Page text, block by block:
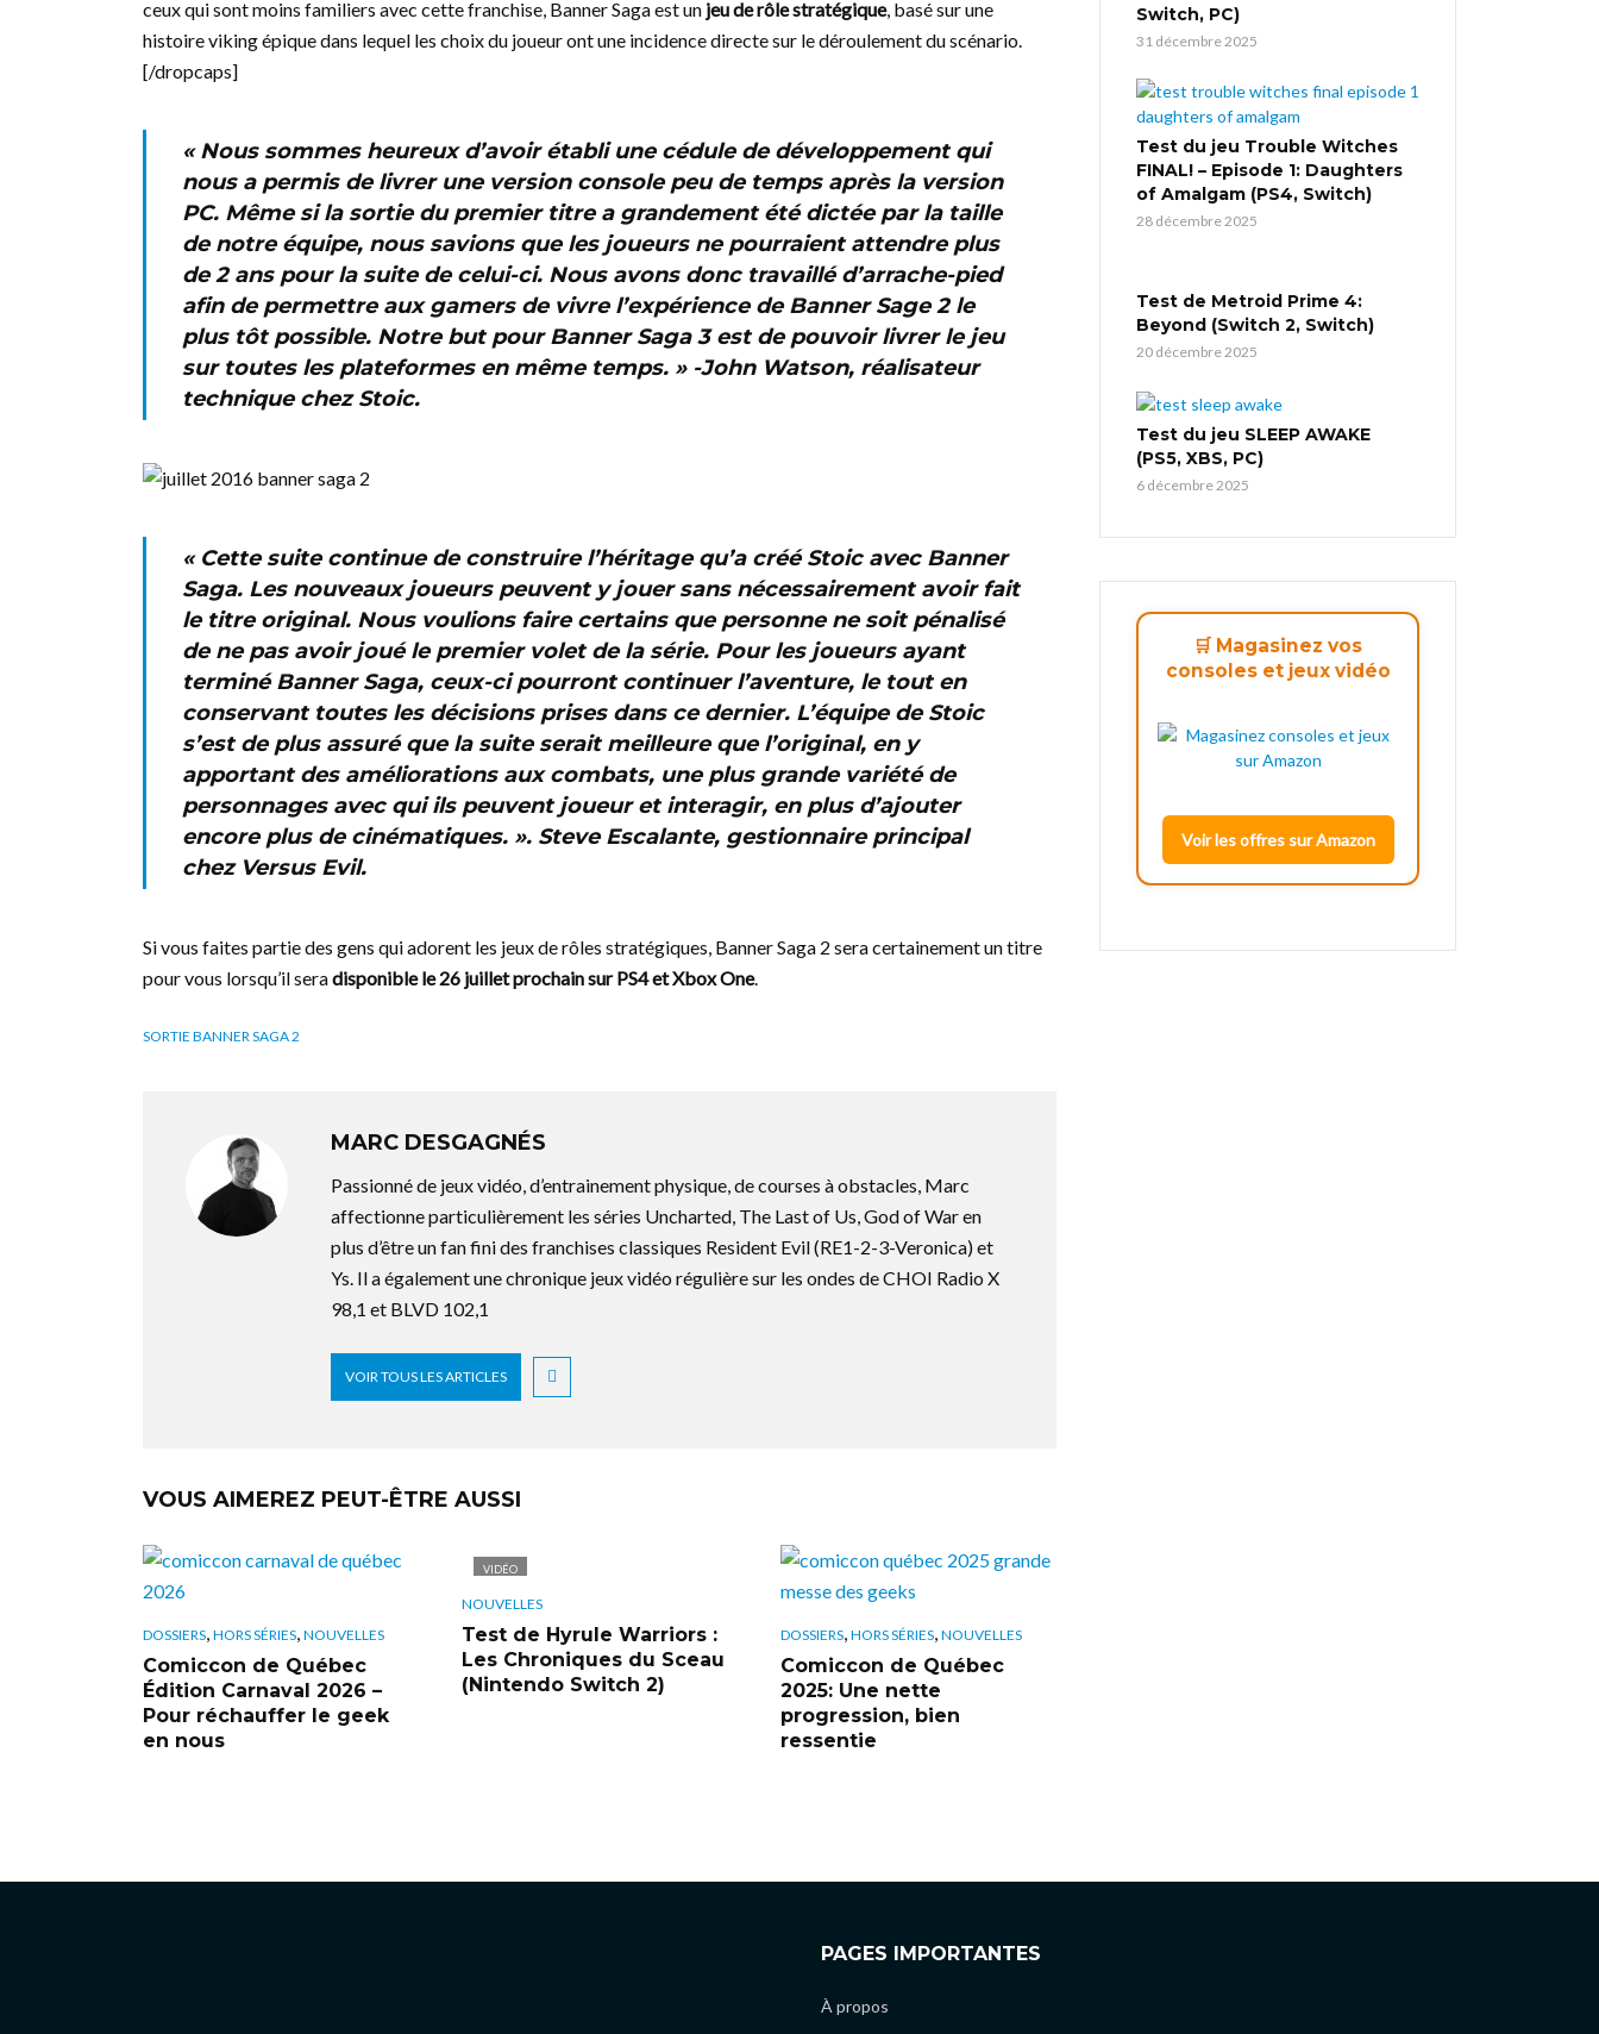
ceux qui sont moins familiers avec cette franchise, Banner Saga est un jeu de rôle stratégique, basé sur une
histoire viking épique dans lequel les choix du joueur ont une incidence directe sur le déroulement du scénario.
[/dropcaps]
« Nous sommes heureux d’avoir établi une cédule de développement qui
nous a permis de livrer une version console peu de temps après la version
PC. Même si la sortie du premier titre a grandement été dictée par la taille
de notre équipe, nous savions que les joueurs ne pourraient attendre plus
de 2 ans pour la suite de celui-ci. Nous avons donc travaillé d’arrache-pied
afin de permettre aux gamers de vivre l’expérience de Banner Sage 2 le
plus tôt possible. Notre but pour Banner Saga 3 est de pouvoir livrer le jeu
sur toutes les plateformes en même temps. » -John Watson, réalisateur
technique chez Stoic.
« Cette suite continue de construire l’héritage qu’a créé Stoic avec Banner
Saga. Les nouveaux joueurs peuvent y jouer sans nécessairement avoir fait
le titre original. Nous voulions faire certains que personne ne soit pénalisé
de ne pas avoir joué le premier volet de la série. Pour les joueurs ayant
terminé Banner Saga, ceux-ci pourront continuer l’aventure, le tout en
conservant toutes les décisions prises dans ce dernier. L’équipe de Stoic
s’est de plus assuré que la suite serait meilleure que l’original, en y
apportant des améliorations aux combats, une plus grande variété de
personnages avec qui ils peuvent joueur et interagir, en plus d’ajouter
encore plus de cinématiques. ». Steve Escalante, gestionnaire principal
chez Versus Evil.
Si vous faites partie des gens qui adorent les jeux de rôles stratégiques, Banner Saga 2 sera certainement un titre
pour vous lorsqu’il seradisponible le 26 juillet prochain sur PS4 et Xbox One.
SORTIE BANNER SAGA 2
MARC DESGAGNÉS
Passionné de jeux vidéo, d’entrainement physique, de courses à obstacles, Marc
affectionne particulièrement les séries Uncharted, The Last of Us, God of War en
plus d’être un fan fini des franchises classiques Resident Evil (RE1-2-3-Veronica) et
Ys. Il a également une chronique jeux vidéo régulière sur les ondes de CHOI Radio X
98,1 et BLVD 102,1
VOIR TOUS LES ARTICLES
VOUS AIMEREZ PEUT-ÊTRE AUSSI
DOSSIERS, HORS SÉRIES, NOUVELLES
Comiccon de Québec
Édition Carnaval 2026 –
Pour réchauffer le geek
en nous
VIDÉO
NOUVELLES
Test de Hyrule Warriors :
Les Chroniques du Sceau
(Nintendo Switch 2)
DOSSIERS, HORS SÉRIES, NOUVELLES
Comiccon de Québec
2025: Une nette
progression, bien
ressentie
Switch, PC)
31 décembre 2025
Test du jeu Trouble Witches
FINAL! – Episode 1: Daughters
of Amalgam (PS4, Switch)
28 décembre 2025
Test de Metroid Prime 4:
Beyond (Switch 2, Switch)
20 décembre 2025
Test du jeu SLEEP AWAKE
(PS5, XBS, PC)
6 décembre 2025
🛒 Magasinez vos
consoles et jeux vidéo
Voir les offres sur Amazon
PAGES IMPORTANTES
À propos